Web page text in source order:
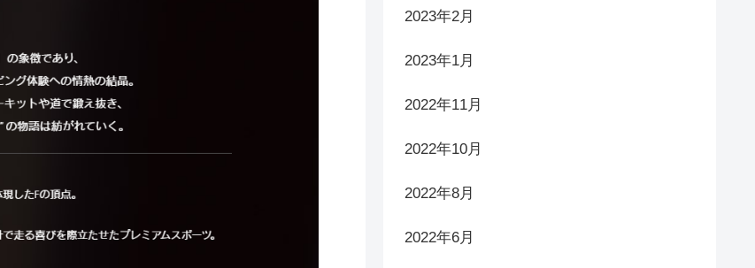
2023年2月
2023年1月
2022年11月
2022年10月
2022年8月
2022年6月